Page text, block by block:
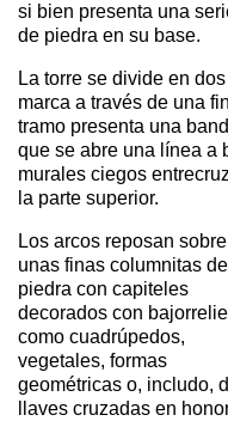
si bien presenta una
de piedra en su base.
La torre se divide en
marca a través de una
tramo presenta una
que se abre una línea a
murales ciegos
la parte superior.
Los arcos reposan sobre
unas finas columnitas de
piedra con capiteles
decorados con
como cuadrúpedos,
vegetales, formas
geométricas o, includo,
llaves cruzadas en